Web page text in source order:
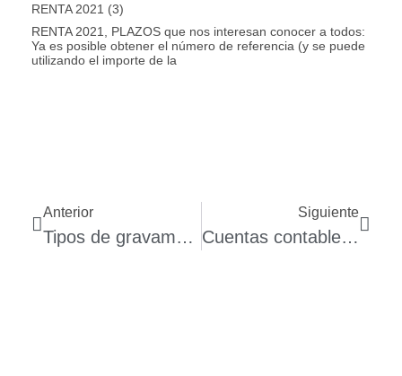
RENTA 2021 (3)
RENTA 2021, PLAZOS que nos interesan conocer a todos:
Ya es posible obtener el número de referencia (y se puede
utilizando el importe de la
Anterior
Tipos de gravamen y cuotas tributarias propios de les ILLES BALEARS para el 2014
Siguiente
Cuentas contables IVA DE CAJA